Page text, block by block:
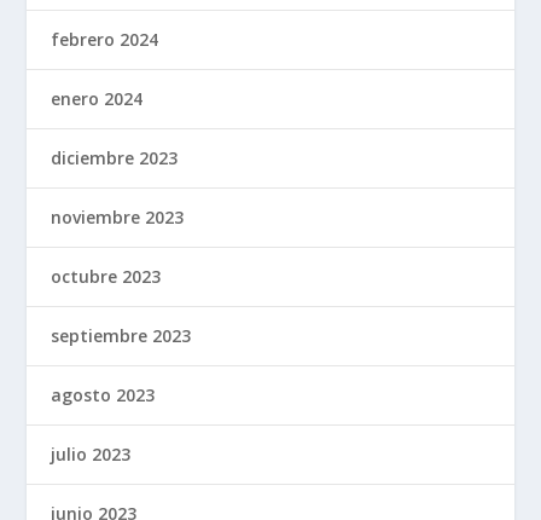
febrero 2024
enero 2024
diciembre 2023
noviembre 2023
octubre 2023
septiembre 2023
agosto 2023
julio 2023
junio 2023